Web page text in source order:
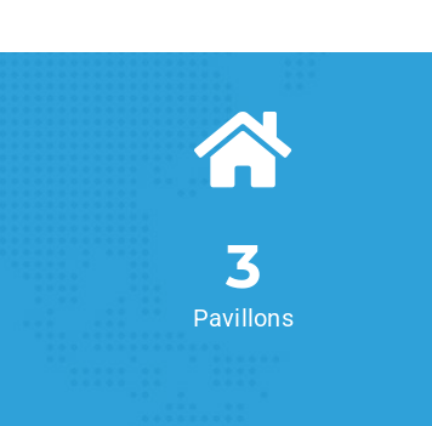
3
Pavillons